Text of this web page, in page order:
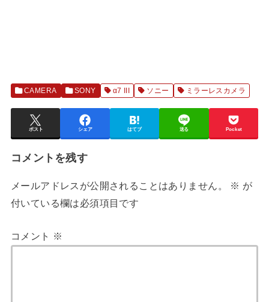
CAMERA SONY α7 III ソニー ミラーレスカメラ
ポスト シェア はてブ 送る Pocket
コメントを残す
メールアドレスが公開されることはありません。 ※ が
付いている欄は必須項目です
コメント ※